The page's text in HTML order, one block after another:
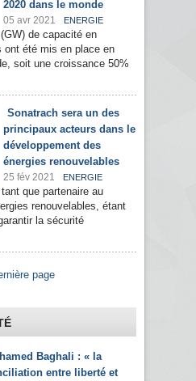
2020 dans le monde
05 avr 2021 ENERGIE
de capacité en
ont été mis en place en
soit une croissance 50%
Sonatrach sera un des
principaux acteurs dans le
développement des
énergies renouvelables
25 fév 2021 ENERGIE
que partenaire au
renouvelables, étant
la sécurité
page
Baghali : « la
entre liberté et